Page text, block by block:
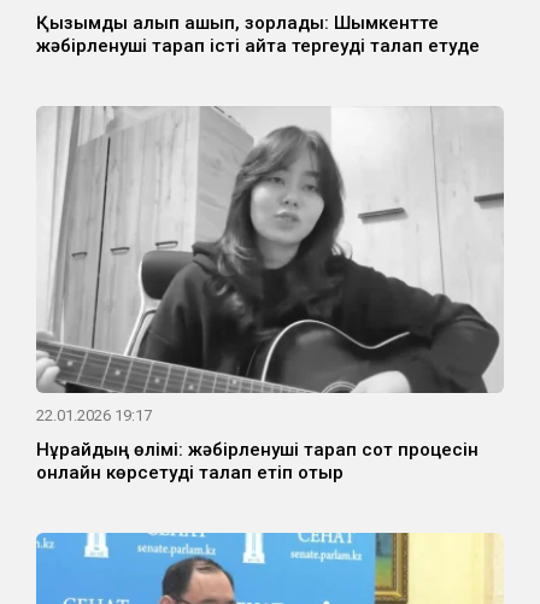
Қызымды алып қашып, зорлады: Шымкентте
жәбірленуші тарап істі қайта тергеуді талап етуде
22.01.2026 19:17
Нұрайдың өлімі: жәбірленуші тарап сот процесін
онлайн көрсетуді талап етіп отыр